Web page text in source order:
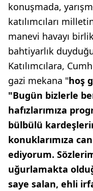
konuşmada,
katılımcıları
manevi havayı
bahtiyarlık
Katılımcılara,
gazi mekana "hoş
"Bugün bizlerle
hafızlarımıza
bülbülü
konuklarımıza
ediyorum.
uğurlamakta
saye salan, ehli